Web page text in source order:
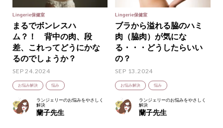
Lingerie保健室
まるでボンレスハ
ム？！ 背中の肉、段
差、これってどうにかな
るのでしょうか？
SEP 24.2024
お悩み解決 悩み
ランジェリーのお悩みをやさしく
解決
蘭子先生
Lingerie保健室
ブラから溢れる脇のハミ
肉（脇肉）が気にな
る・・・どうしたらいい
の？
SEP 13.2024
お悩み解決 悩み
ランジェリーのお悩みをやさしく
解決
蘭子先生